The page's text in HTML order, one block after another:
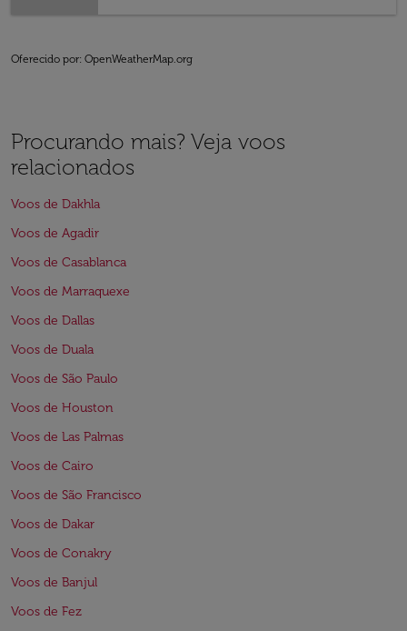
Oferecido por: OpenWeatherMap.org
Procurando mais? Veja voos
relacionados
Voos de Dakhla
Voos de Agadir
Voos de Casablanca
Voos de Marraquexe
Voos de Dallas
Voos de Duala
Voos de São Paulo
Voos de Houston
Voos de Las Palmas
Voos de Cairo
Voos de São Francisco
Voos de Dakar
Voos de Conakry
Voos de Banjul
Voos de Fez